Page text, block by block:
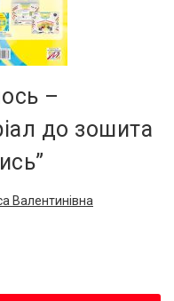
–
до зошита
Валентинівна